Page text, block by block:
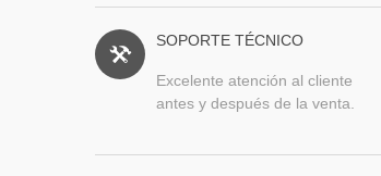
SOPORTE TÉCNICO
Excelente atención al cliente
antes y después de la venta.